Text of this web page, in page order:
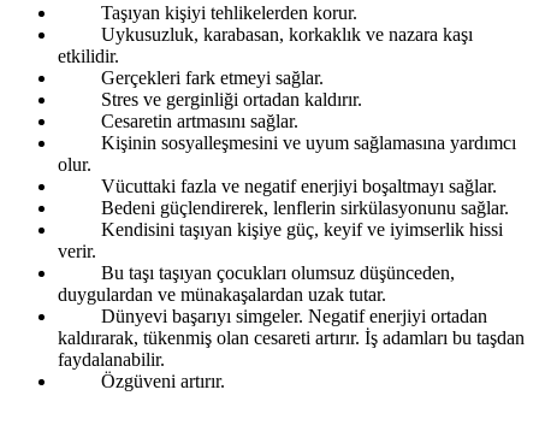
Taşıyan kişiyi tehlikelerden korur.
Uykusuzluk, karabasan, korkaklık ve nazara kaşı
etkilidir.
Gerçekleri fark etmeyi sağlar.
Stres ve gerginliği ortadan kaldırır.
Cesaretin artmasını sağlar.
Kişinin sosyalleşmesini ve uyum sağlamasına yardımcı
olur.
Vücuttaki fazla ve negatif enerjiyi boşaltmayı sağlar.
Bedeni güçlendirerek, lenflerin sirkülasyonunu sağlar.
Kendisini taşıyan kişiye güç, keyif ve iyimserlik hissi
verir.
Bu taşı taşıyan çocukları olumsuz düşünceden,
duygulardan ve münakaşalardan uzak tutar.
Dünyevi başarıyı simgeler. Negatif enerjiyi ortadan
kaldırarak, tükenmiş olan cesareti artırır. İş adamları bu taşdan
faydalanabilir.
Özgüveni artırır.